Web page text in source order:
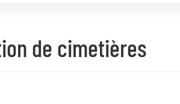
de cimetières